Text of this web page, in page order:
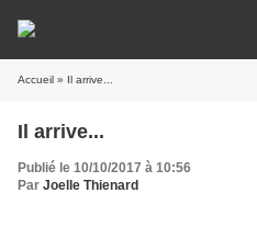
Accueil » Il arrive...
Il arrive...
Publié le 10/10/2017 à 10:56
Par Joelle Thienard